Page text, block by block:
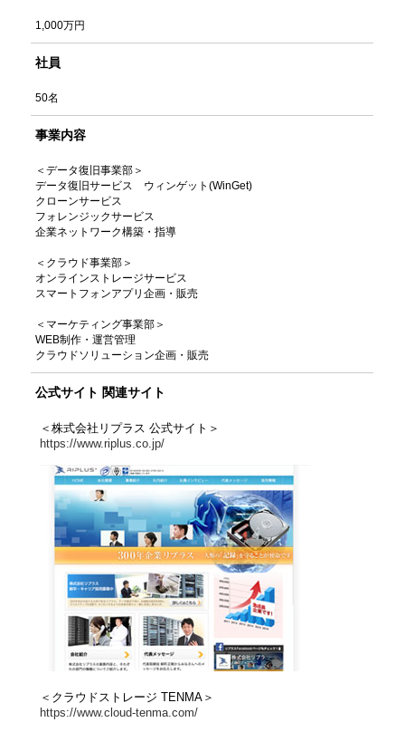
1,000万円
社員
50名
事業内容
＜データ復旧事業部＞
データ復旧サービス ウィンゲット(WinGet)
クローンサービス
フォレンジックサービス
企業ネットワーク構築・指導
＜クラウド事業部＞
オンラインストレージサービス
スマートフォンアプリ企画・販売
＜マーケティング事業部＞
WEB制作・運営管理
クラウドソリューション企画・販売
公式サイト 関連サイト
＜株式会社リプラス 公式サイト＞
https://www.riplus.co.jp/
＜クラウドストレージ TENMA＞
https://www.cloud-tenma.com/